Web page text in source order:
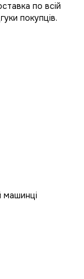
по всій
покупців.
машинці